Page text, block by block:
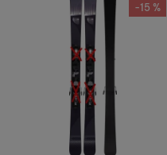
-15 %